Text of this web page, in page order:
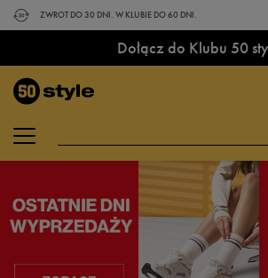
ZWROT DO 30 DNI. W KLUBIE DO 60 DNI.
Dołącz do Klubu 50